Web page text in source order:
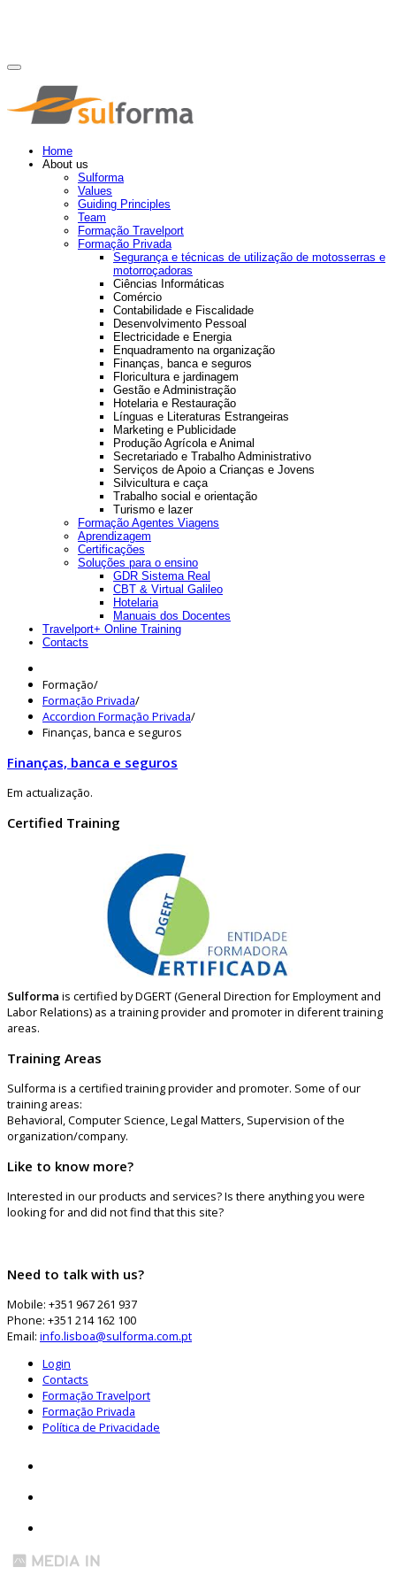
Home
About us
Sulforma
Values
Guiding Principles
Team
Formação Travelport
Formação Privada
Segurança e técnicas de utilização de motosserras e
motorroçadoras
Ciências Informáticas
Comércio
Contabilidade e Fiscalidade
Desenvolvimento Pessoal
Electricidade e Energia
Enquadramento na organização
Finanças, banca e seguros
Floricultura e jardinagem
Gestão e Administração
Hotelaria e Restauração
Línguas e Literaturas Estrangeiras
Marketing e Publicidade
Produção Agrícola e Animal
Secretariado e Trabalho Administrativo
Serviços de Apoio a Crianças e Jovens
Silvicultura e caça
Trabalho social e orientação
Turismo e lazer
Formação Agentes Viagens
Aprendizagem
Certificações
Soluções para o ensino
GDR Sistema Real
CBT & Virtual Galileo
Hotelaria
Manuais dos Docentes
Travelport+ Online Training
Contacts
Formação/
Formação Privada/
Accordion Formação Privada/
Finanças, banca e seguros
Finanças, banca e seguros
Em actualização.
Certified Training
Sulforma is certified by DGERT (General Direction for Employment and
Labor Relations) as a training provider and promoter in diferent training
areas.
Training Areas
Sulforma is a certified training provider and promoter. Some of our
training areas:
Behavioral, Computer Science, Legal Matters, Supervision of the
organization/company.
Like to know more?
Interested in our products and services? Is there anything you were
looking for and did not find that this site?
Need to talk with us?
Mobile: +351 967 261 937
Phone: +351 214 162 100
Email: info.lisboa@sulforma.com.pt
Login
Contacts
Formação Travelport
Formação Privada
Política de Privacidade